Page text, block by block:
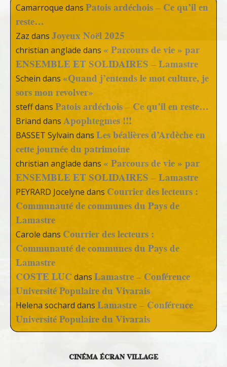
Camarroque dans Patois ardéchois – Ce qu’il en
reste…
Zaz dans Joyeux Noël 2025
christian anglade dans « Parcours de vie » par
ENSEMBLE ET SOLIDAIRES – Lamastre
Schein dans «Quand j’entends le mot culture, je
sors mon revolver»
steffdans Patois ardéchois – Ce qu’il en reste…
Briand dans Apophtegmes !!!
BASSET Sylvain dans Les béalières d’Ardèche en
cette journée du patrimoine
christian anglade dans « Parcours de vie » par
ENSEMBLE ET SOLIDAIRES – Lamastre
PEYRARD Jocelyne dans Courrier des lecteurs :
Communauté de communes du Pays de
Lamastre
Carole dans Courrier des lecteurs :
Communauté de communes du Pays de
Lamastre
COSTE LUC dans Lamastre – Conférence
Université Populaire du Vivarais
Helena sochard dans Lamastre – Conférence
Université Populaire du Vivarais
CINÉMA ÉCRAN VILLAGE